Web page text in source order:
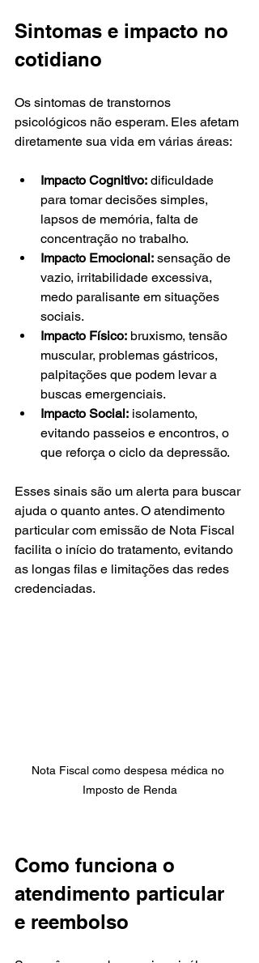
Sintomas e impacto no
cotidiano
Os sintomas de transtornos
psicológicos não esperam. Eles afetam
diretamente sua vida em várias áreas:
Impacto Cognitivo: dificuldade
para tomar decisões simples,
lapsos de memória, falta de
concentração no trabalho.
Impacto Emocional: sensação de
vazio, irritabilidade excessiva,
medo paralisante em situações
sociais.
Impacto Físico: bruxismo, tensão
muscular, problemas gástricos,
palpitações que podem levar a
buscas emergenciais.
Impacto Social: isolamento,
evitando passeios e encontros, o
que reforça o ciclo da depressão.
Esses sinais são um alerta para buscar
ajuda o quanto antes. O atendimento
particular com emissão de Nota Fiscal
facilita o início do tratamento, evitando
as longas filas e limitações das redes
credenciadas.
Nota Fiscal como despesa médica no
Imposto de Renda
Como funciona o
atendimento particular
e reembolso